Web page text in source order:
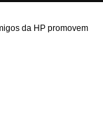
da HP promovem